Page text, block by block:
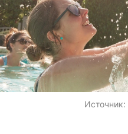
Источник: